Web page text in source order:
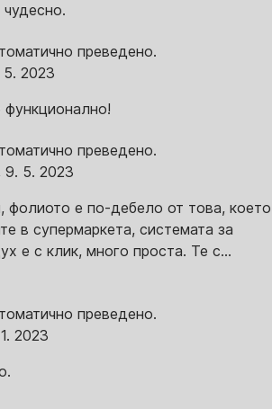
преведено.
5. 2023
преведено.
9. 5. 2023
фолиото е по-дебело от това, което
в супермаркета, системата за
е с клик, много проста. Те с...
преведено.
2023